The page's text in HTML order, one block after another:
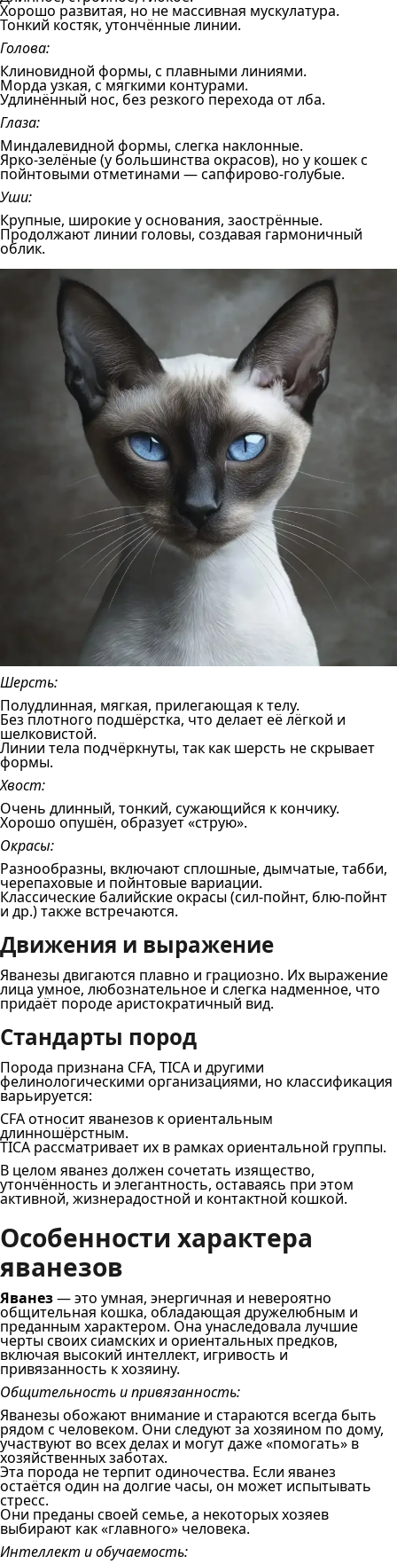
Хорошо развитая, но не массивная мускулатура.
Тонкий костяк, утончённые линии.
Голова:
Клиновидной формы, с плавными линиями.
Морда узкая, с мягкими контурами.
Удлинённый нос, без резкого перехода от лба.
Глаза:
Миндалевидной формы, слегка наклонные.
Ярко-зелёные (у большинства окрасов), но у кошек с
пойнтовыми отметинами — сапфирово-голубые.
Уши:
Крупные, широкие у основания, заострённые.
Продолжают линии головы, создавая гармоничный
облик.
Шерсть:
Полудлинная, мягкая, прилегающая к телу.
Без плотного подшёрстка, что делает её лёгкой и
шелковистой.
Линии тела подчёркнуты, так как шерсть не скрывает
формы.
Хвост:
Очень длинный, тонкий, сужающийся к кончику.
Хорошо опушён, образует «струю».
Окрасы:
Разнообразны, включают сплошные, дымчатые, табби,
черепаховые и пойнтовые вариации.
Классические балийские окрасы (сил-пойнт, блю-пойнт
и др.) также встречаются.
Движения и выражение
Яванезы двигаются плавно и грациозно. Их выражение
лица умное, любознательное и слегка надменное, что
придаёт породе аристократичный вид.
Стандарты пород
Порода признана CFA, TICA и другими
фелинологическими организациями, но классификация
варьируется:
CFA относит яванезов к ориентальным
длинношёрстным.
TICA рассматривает их в рамках ориентальной группы.
В целом яванез должен сочетать изящество,
утончённость и элегантность, оставаясь при этом
активной, жизнерадостной и контактной кошкой.
Особенности характера
яванезов
Яванез— это умная, энергичная и невероятно
общительная кошка, обладающая дружелюбным и
преданным характером. Она унаследовала лучшие
черты своих сиамских и ориентальных предков,
включая высокий интеллект, игривость и
привязанность к хозяину.
Общительность и привязанность:
Яванезы обожают внимание и стараются всегда быть
рядом с человеком. Они следуют за хозяином по дому,
участвуют во всех делах и могут даже «помогать» в
хозяйственных заботах.
Эта порода не терпит одиночества. Если яванез
остаётся один на долгие часы, он может испытывать
стресс.
Они преданы своей семье, а некоторых хозяев
выбирают как «главного» человека.
Интеллект и обучаемость: